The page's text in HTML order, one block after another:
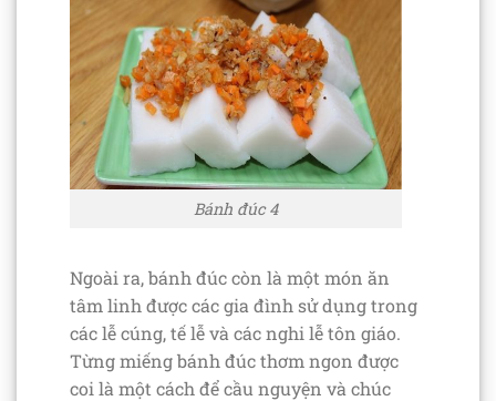
Bánh đúc 4
Ngoài ra, bánh đúc còn là một món ăn
tâm linh được các gia đình sử dụng trong
các lễ cúng, tế lễ và các nghi lễ tôn giáo.
Từng miếng bánh đúc thơm ngon được
coi là một cách để cầu nguyện và chúc